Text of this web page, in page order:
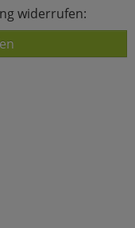
widerrufen: